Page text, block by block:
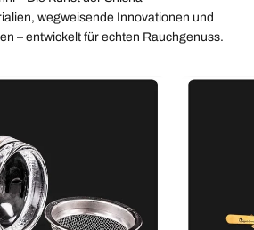
wegweisende Innovationen und
– entwickelt für echten Rauchgenuss.